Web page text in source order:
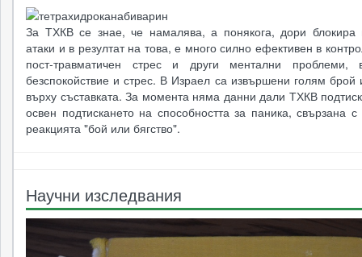
За ТХКВ се знае, че намалява, а понякога, дори блокира
атаки и в резултат на това, е много силно ефективен в
пост-травматичен стрес и други ментални проблеми,
безспокойствие и стрес. В Израел са извършени голям брой
върху съставката. За момента няма данни дали ТХКВ
освен подтискането на способността за паника, свързана
реакцията "бой или бягство".
Научни изследвания